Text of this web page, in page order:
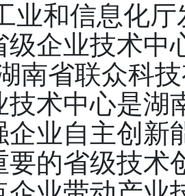
业和信息化
级企业技术中
南省联众科
技术中心是湖
企业自主创新
要的省级技术